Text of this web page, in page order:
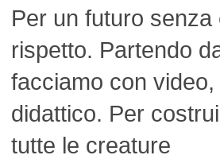
Per un futuro
rispetto. Partendo
facciamo con
didattico. Per
tutte le creature